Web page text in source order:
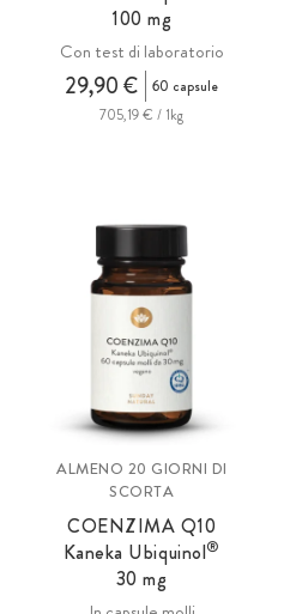
100 mg
Con test di laboratorio
29,90 €
60 capsule
705,19 € / 1kg
ALMENO 20 GIORNI DI
SCORTA
COENZIMA Q10
Kaneka Ubiquinol®
30 mg